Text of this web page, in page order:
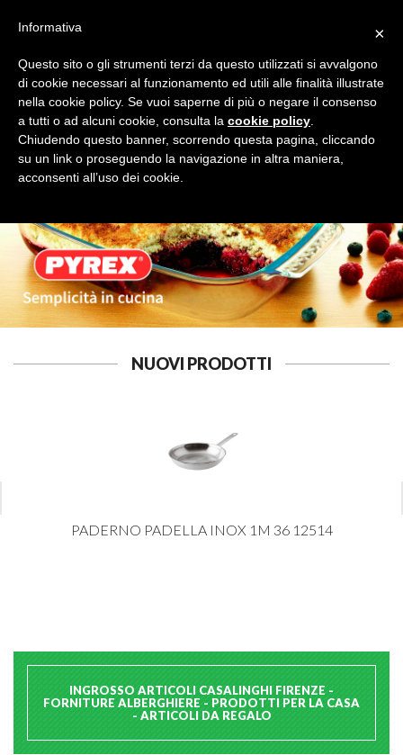
BILANCE Cerca
NUOVI PRODOTTI
PADERNO PADELLA INOX 1M 36 12514
INGROSSO ARTICOLI CASALINGHI FIRENZE -
FORNITURE ALBERGHIERE - PRODOTTI PER LA CASA
- ARTICOLI DA REGALO
×
Informativa
Questo sito o gli strumenti terzi da questo utilizzati si avvalgono
di cookie necessari al funzionamento ed utili alle finalità illustrate
nella cookie policy. Se vuoi saperne di più o negare il consenso
a tutti o ad alcuni cookie, consulta la cookie policy
Chiudendo questo banner, scorrendo questa pagina, cliccando
su un link o proseguendo la navigazione in altra maniera,
acconsenti all’uso dei cookie.